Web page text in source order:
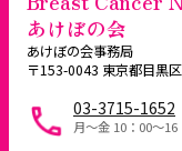
あけぼの会
あけぼの会事務局
〒153-0043 東京都目黒
03-3715-1652
月～金 10：00〜16